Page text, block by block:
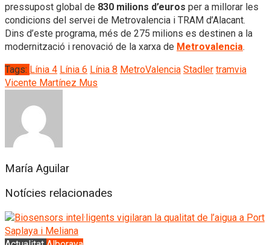
pressupost global de 830 milions d’euros per a millorar les
condicions del servei de Metrovalencia i TRAM d’Alacant.
Dins d’este programa, més de 275 milions es destinen a la
modernització i renovació de la xarxa de Metrovalencia.
Tags: Línia 4 Línia 6 Línia 8 MetroValencia Stadler tramvia
Vicente Martínez Mus
María Aguilar
Notícies relacionades